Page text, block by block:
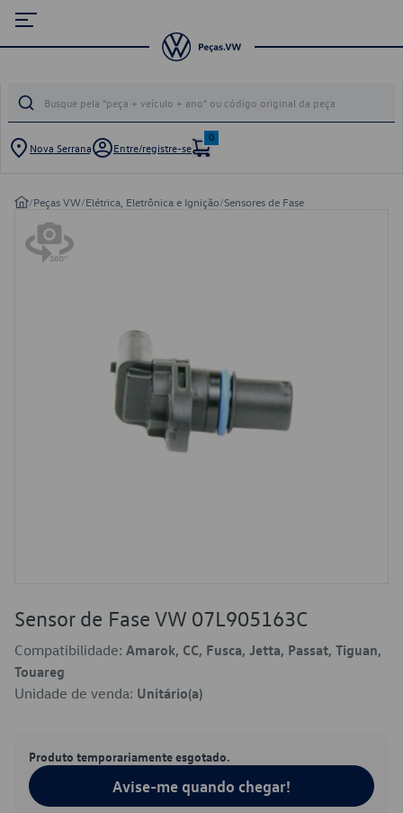
Nova Serrana Entre/registre-se
0
/Peças VW/Elétrica, Eletrônica e Ignição/Sensores de Fase
Sensor de Fase VW 07L905163C
Compatibilidade: Amarok, CC, Fusca, Jetta, Passat, Tiguan,
Touareg
Unidade de venda: Unitário(a)
Produto temporariamente esgotado.
Avise-me quando chegar!